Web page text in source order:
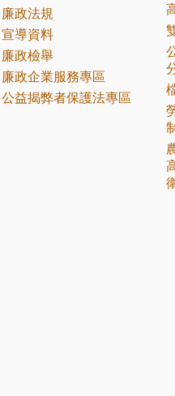
廉政法規
宣導資料
廉政檢舉
廉政企業服務專區
公益揭弊者保護法專區